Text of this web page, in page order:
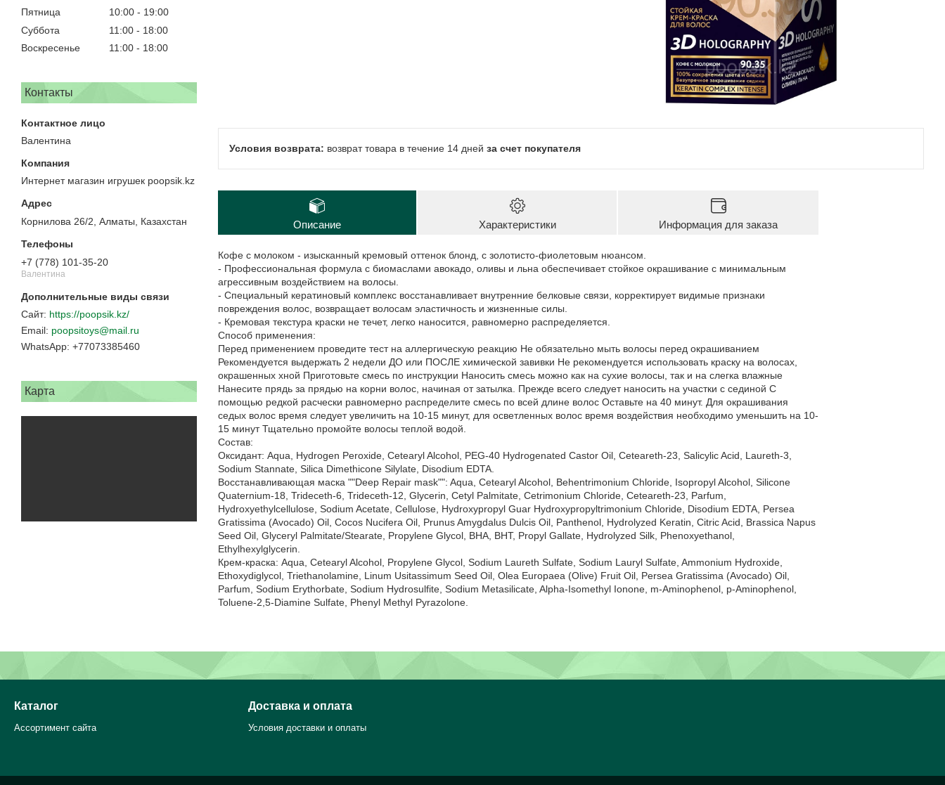
Пятница
10:00
19:00
Суббота
11:00
18:00
Воскресенье
11:00 18:00
Контакты
Валентина
Интернет магазин игрушек poopsik.kz
Корнилова 26/2, Алматы, Казахстан
+7 (778) 101-35-20
Валентина
https://poopsik.kz/
poopsitoys@mail.ru
+77073385460
Карта
возврат товара в течение 14 дней за счет покупателя
Описание Характеристики Информация для заказа
Кофе с молоком - изысканный кремовый оттенок блонд, с золотисто-фиолетовым нюансом.
- Профессиональная формула с биомаслами авокадо, оливы и льна обеспечивает стойкое окрашивание с минимальным
агрессивным воздействием на волосы.
- Специальный кератиновый комплекс восстанавливает внутренние белковые связи, корректирует видимые признаки
повреждения волос, возвращает волосам эластичность и жизненные силы.
- Кремовая текстура краски не течет, легко наносится, равномерно распределяется.
Способ применения:
Перед применением проведите тест на аллергическую реакцию Не обязательно мыть волосы перед окрашиванием
Рекомендуется выдержать 2 недели ДО или ПОСЛЕ химической завивки Не рекомендуется использовать краску на волосах,
окрашенных хной Приготовьте смесь по инструкции Наносить смесь можно как на сухие волосы, так и на слегка влажные
Нанесите прядь за прядью на корни волос, начиная от затылка. Прежде всего следует наносить на участки с сединой С
помощью редкой расчески равномерно распределите смесь по всей длине волос Оставьте на 40 минут. Для окрашивания
седых волос время следует увеличить на 10-15 минут, для осветленных волос время воздействия необходимо уменьшить на 10-
15 минут Тщательно промойте волосы теплой водой.
Состав:
Оксидант: Aqua, Hydrogen Peroxide, Cetearyl Alcohol, PEG-40 Hydrogenated Castor Oil, Ceteareth-23, Salicylic Acid, Laureth-3,
Sodium Stannate, Silica Dimethicone Silylate, Disodium EDTA.
Восстанавливающая маска ""Deep Repair mask"": Aqua, Cetearyl Alcohol, Behentrimonium Chloride, Isopropyl Alcohol, Silicone
Quaternium-18, Trideceth-6, Trideceth-12, Glycerin, Cetyl Palmitate, Cetrimonium Chloride, Ceteareth-23, Parfum,
Hydroxyethylсellulose, Sodium Acetate, Cellulose, Hydroxypropyl Guar Hydroxypropyltrimonium Chloride, Disodium EDTA, Persea
Gratissima (Avocado) Oil, Cocos Nucifera Oil, Prunus Amygdalus Dulcis Oil, Panthenol, Hydrolyzed Keratin, Citric Acid, Brassica Napus
Seed Oil, Glyceryl Palmitate/Stearate, Propylene Glycol, BHA, BHT, Propyl Gallate, Hydrolyzed Silk, Phenoxyethanol,
Ethylhexylglycerin.
Крем-краска: Aqua, Cetearyl Alcohol, Propylene Glycol, Sodium Laureth Sulfate, Sodium Lauryl Sulfate, Ammonium Hydroxide,
Ethoxydiglycol, Triethanolamine, Linum Usitassimum Seed Oil, Olea Europaea (Olive) Fruit Oil, Persea Gratissima (Avocado) Oil,
Parfum, Sodium Erythorbate, Sodium Hydrosulfite, Sodium Metasilicate, Alpha-Isomethyl Ionone, m-Aminophenol, p-Аminophenol,
Toluene-2,5-Diamine Sulfate, Phenyl Methyl Pyrazolone.
Каталог
Ассортимент сайта
Доставка и оплата
Условия доставки и оплаты